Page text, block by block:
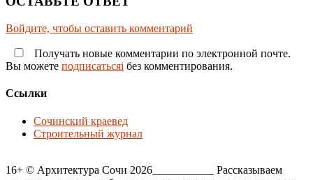
Войдите, чтобы оставить комментарий
Получать новые комментарии по электронной почте.
Вы можете подписатьсяi без комментирования.
Ссылки
Сочинский краевед
Строительный журнал
16+ © Архитектура Сочи 2026___________ Рассказываем